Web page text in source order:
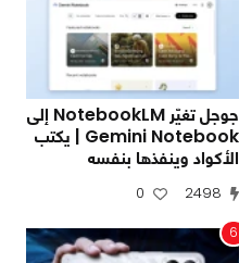
جوجل تغيّر NotebookLM إلى
Gemini Notebook | يكتب
الأكواد وينفذها بنفسه
2498
0
6